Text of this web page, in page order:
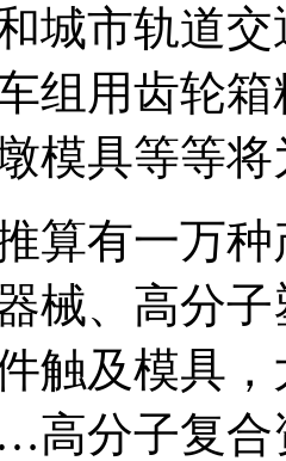
城市轨道
组用齿轮
模具等等
算有一万
械、高分
触及模具
高分子复合